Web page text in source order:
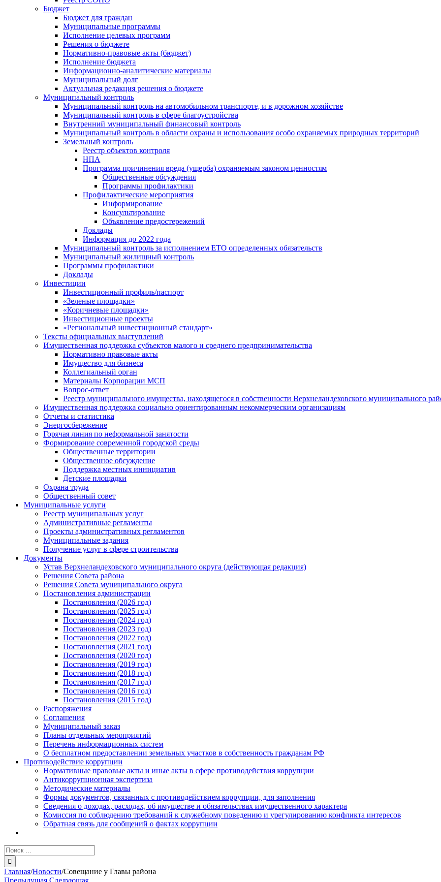
Бюджет
Бюджет для граждан
Муниципальные программы
Исполнение целевых программ
Решения о бюджете
Нормативно-правовые акты (бюджет)
Исполнение бюджета
Информационно-аналитические материалы
Муниципальный долг
Актуальная редакция решения о бюджете
Муниципальный контроль
Муниципальный контроль на автомобильном транспорте, и в дорожном хозяйстве
Муниципальный контроль в сфере благоустройства
Внутренний муниципальный финансовый контроль
Муниципальный контроль в области охраны и использования особо охраняемых природных территорий
Земельный контроль
Реестр объектов контроля
НПА
Программа причинения вреда (ущерба) охраняемым законом ценностям
Общественные обсуждения
Программы профилактики
Профилактические мероприятия
Информирование
Консультирование
Объявление предостережений
Доклады
Информация до 2022 года
Муниципальный контроль за исполнением ЕТО определенных обязательств
Муниципальный жилищный контроль
Программы профилактики
Доклады
Инвестиции
Инвестиционный профиль/паспорт
«Зеленые площадки»
«Коричневые площадки»
Инвестиционные проекты
«Региональный инвестиционный стандарт»
Тексты официальных выступлений
Имущественная поддержка субъектов малого и среднего предпринимательства
Нормативно правовые акты
Имущество для бизнеса
Коллегиальный орган
Материалы Корпорации МСП
Вопрос-ответ
Реестр муниципального имущества, находящегося в собственности Верхнеландеховского муниципального
Имущественная поддержка социально ориентированным некоммерческим организациям
Отчеты и статистика
Энергосбережение
Горячая линия по неформальной занятости
Формирование современной городской среды
Общественные территории
Общественное обсуждение
Поддержка местных иннициатив
Детские площадки
Охрана труда
Общественный совет
Муниципальные услуги
Реестр муниципальных услуг
Административные регламенты
Проекты административных регламентов
Муниципальные задания
Получение услуг в сфере строительства
Документы
Устав Верхнеландеховского муниципального округа (действующая редакция)
Решения Совета района
Решения Совета муниципального округа
Постановления администрации
Постановления (2026 год)
Постановления (2025 год)
Постановления (2024 год)
Постановления (2023 год)
Постановления (2022 год)
Постановления (2021 год)
Постановления (2020 год)
Постановления (2019 год)
Постановления (2018 год)
Постановления (2017 год)
Постановления (2016 год)
Постановления (2015 год)
Распоряжения
Соглашения
Муниципальный заказ
Планы отдельных мероприятий
Перечень информационных систем
О бесплатном предоставлении земельных участков в собственность гражданам РФ
Противодействие коррупции
Нормативные правовые акты и иные акты в сфере противодействия коррупции
Антикоррупционная экспертиза
Методические материалы
Формы документов, связанных с противодействием коррупции, для заполнения
Сведения о доходах, расходах, об имуществе и обязательствах имущественного характера
Комиссия по соблюдению требований к служебному поведению и урегулированию конфликта интересов
Обратная связь для сообщений о фактах коррупции
Результат
поиска:
Главная/Новости/Совещание у Главы района
Предыдущая Следующая